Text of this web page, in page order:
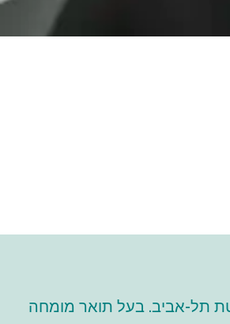
תל-אביב. בעל תואר מומחה